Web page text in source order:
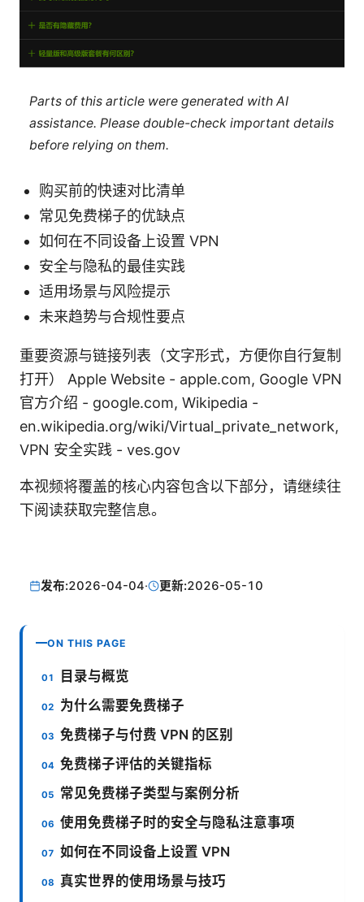
Parts of this article were generated with AI
assistance. Please double-check important details
before relying on them.
购买前的快速对比清单
常见免费梯子的优缺点
如何在不同设备上设置 VPN
安全与隐私的最佳实践
适用场景与风险提示
未来趋势与合规性要点
重要资源与链接列表（文字形式，方便你自行复制
打开） Apple Website - apple.com, Google VPN
官方介绍 - google.com, Wikipedia -
en.wikipedia.org/wiki/Virtual_private_network,
VPN 安全实践 - ves.gov
本视频将覆盖的核心内容包含以下部分，请继续往
下阅读获取完整信息。
发布:2026-04-04· 更新:2026-05-10
ON THIS PAGE
目录与概览
为什么需要免费梯子
免费梯子与付费 VPN 的区别
免费梯子评估的关键指标
常见免费梯子类型与案例分析
使用免费梯子时的安全与隐私注意事项
如何在不同设备上设置 VPN
真实世界的使用场景与技巧